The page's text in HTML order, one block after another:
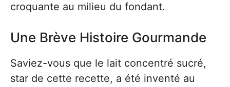
croquante au milieu du fondant.
Une Brève Histoire Gourmande
Saviez-vous que le lait concentré sucré,
star de cette recette, a été inventé au